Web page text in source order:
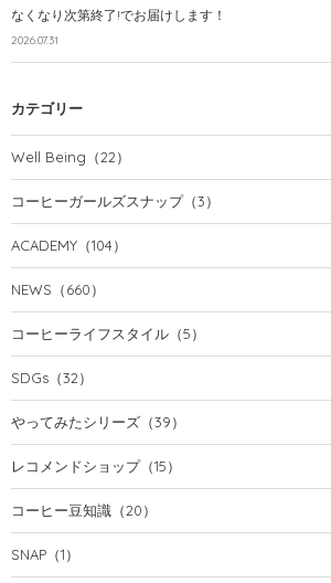
なくなり次第終了!でお届けします！
2026.07.31
カテゴリー
Well Being （22）
コーヒーガールズスナップ（3）
ACADEMY （104）
NEWS （660）
コーヒーライフスタイル （5）
SDGs （32）
やってみたシリーズ （39）
レコメンドショップ（15）
コーヒー豆知識 （20）
SNAP （1）